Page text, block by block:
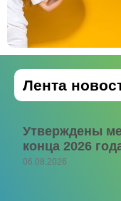
Лента
Утверждены
конца 2026
06.08.2026